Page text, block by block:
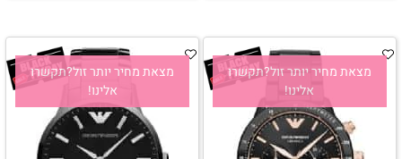
מצאת מחיר יותר זול?תקשרו
אלינו!
מצאת מחיר יותר זול?תקשרו
אלינו!